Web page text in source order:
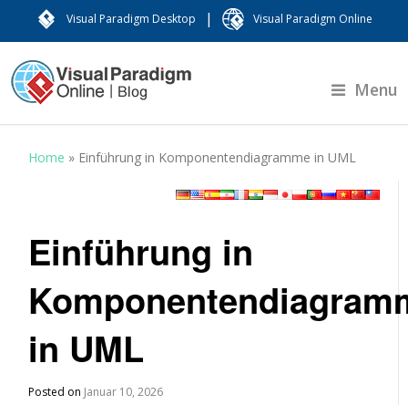
Visual Paradigm Desktop | Visual Paradigm Online
Menu
Home » Einführung in Komponentendiagramme in UML
Einführung in
in UML
Posted on Januar 10, 2026